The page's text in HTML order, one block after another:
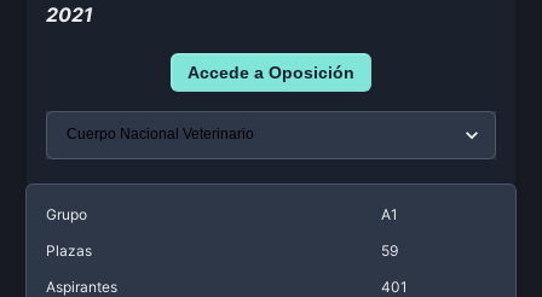
2021
Accede a Oposición
Grupo
A1
Plazas
59
Aspirantes
401